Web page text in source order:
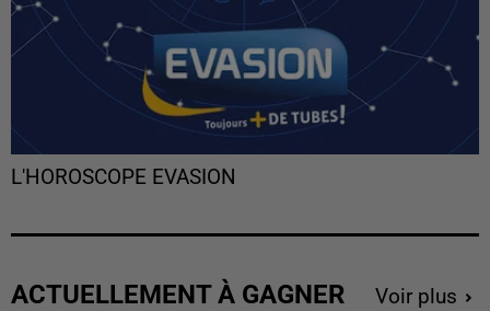
L'HOROSCOPE EVASION
ACTUELLEMENT À GAGNER Voir plus